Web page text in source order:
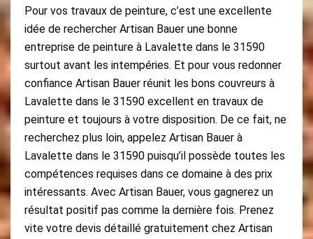
Pour vos travaux de peinture, c’est une excellente
idée de rechercher Artisan Bauer une bonne
entreprise de peinture à Lavalette dans le 31590
surtout avant les intempéries. Et pour vous redonner
confiance Artisan Bauer réunit les bons couvreurs à
Lavalette dans le 31590 excellent en travaux de
peinture et toujours à votre disposition. De ce fait, ne
recherchez plus loin, appelez Artisan Bauer à
Lavalette dans le 31590 puisqu’il possède toutes les
compétences requises dans ce domaine à des prix
intéressants. Avec Artisan Bauer, vous gagnerez un
résultat positif pas comme la dernière fois. Prenez
vite votre devis détaillé gratuitement chez Artisan